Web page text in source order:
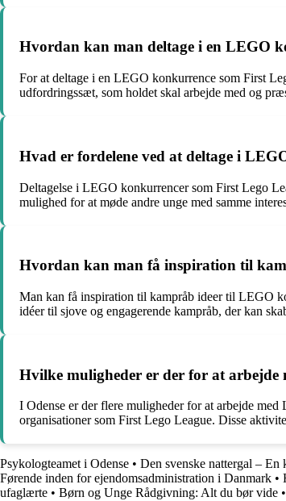
Hvordan kan man deltage i en LEGO
For at deltage i en LEGO konkurrence som First
udfordringssæt, som holdet skal arbejde med og
Hvad er fordelene ved at deltage i
Deltagelse i LEGO konkurrencer som First Lego
mulighed for at møde andre unge med samme
Hvordan kan man få inspiration til
Man kan få inspiration til kampråb ideer til LEGO
idéer til sjove og engagerende kampråb, der kan
Hvilke muligheder er der for at arbejde
I Odense er der flere muligheder for at arbejde
organisationer som First Lego League. Disse
Psykologteamet i Odense • Den svenske nattergal –
Førende inden for ejendomsadministration i Danmark •
ufaglærte • Børn og Unge Rådgivning: Alt du bør vide •